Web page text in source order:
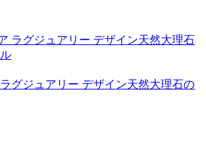
グジュアリー デザイン天然大理石の